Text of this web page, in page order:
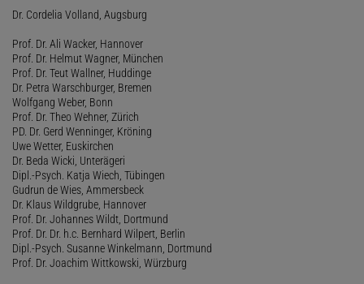
Dr. Cordelia Volland, Augsburg
Prof. Dr. Ali Wacker, Hannover
Prof. Dr. Helmut Wagner, München
Prof. Dr. Teut Wallner, Huddinge
Dr. Petra Warschburger, Bremen
Wolfgang Weber, Bonn
Prof. Dr. Theo Wehner, Zürich
PD. Dr. Gerd Wenninger, Kröning
Uwe Wetter, Euskirchen
Dr. Beda Wicki, Unterägeri
Dipl.-Psych. Katja Wiech, Tübingen
Gudrun de Wies, Ammersbeck
Dr. Klaus Wildgrube, Hannover
Prof. Dr. Johannes Wildt, Dortmund
Prof. Dr. Dr. h.c. Bernhard Wilpert, Berlin
Dipl.-Psych. Susanne Winkelmann, Dortmund
Prof. Dr. Joachim Wittkowski, Würzburg